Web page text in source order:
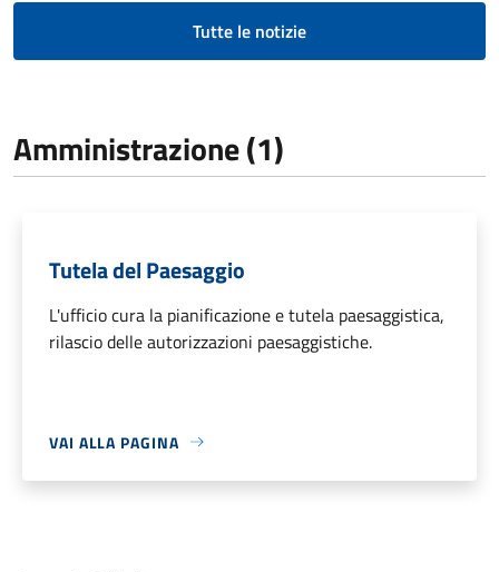
Tutte le notizie
Amministrazione (1)
Tutela del Paesaggio
L'ufficio cura la pianificazione e tutela paesaggistica,
rilascio delle autorizzazioni paesaggistiche.
VAI ALLA PAGINA